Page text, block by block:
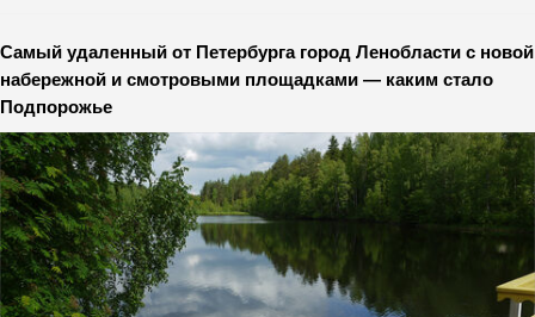
Самый удаленный от Петербурга город Ленобласти с новой
набережной и смотровыми площадками — каким стало
Подпорожье